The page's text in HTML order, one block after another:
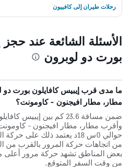
رحلات طيران إلى كافييون
الأسئلة الشائعة عند حجز
بورت دو لوبرون
ما مدى قرب إيبيس كافايلون بورت
مطار، مطار افيجنون - كاومونت؟
ضمن مسافة 23.6 كم بين
وأقرب مطار، مطار افيجنون -
حوالي 0س 18د يعتمد ذلك على
من اتجاهات حركة المرور بالقرب من
بعض المناطق تشهد حركة مرور أعلى
من وقت السفر المتوقع.